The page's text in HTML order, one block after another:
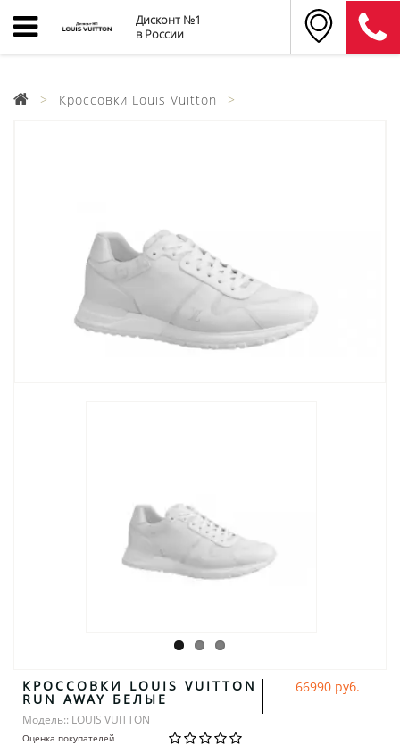
Дисконт №1
в России
Кроссовки Louis Vuitton
КРОССОВКИ LOUIS VUITTON
RUN AWAY БЕЛЫЕ
Модель:: LOUIS VUITTON
Оценка покупателей
66990 руб.